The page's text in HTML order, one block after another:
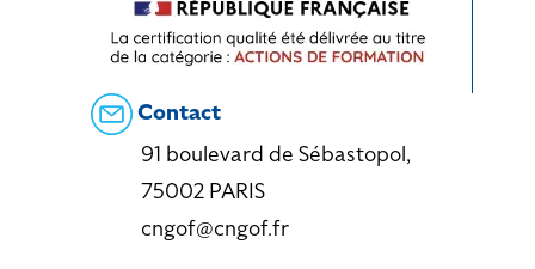
Contact
91 boulevard de Sébastopol,
75002 PARIS
cngof@cngof.fr